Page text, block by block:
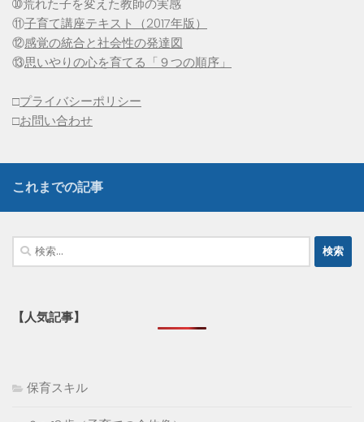
➉荒れた子を変えた教師の実感
⑪子育て講座テキスト（2017年版）
⑫感覚の統合と社会性の発達図
⑬思いやりの心を育てる「９つの順序」
□プライバシーポリシー
□お問い合わせ
これまでの記事
検
索:
【人気記事】
保育スキル